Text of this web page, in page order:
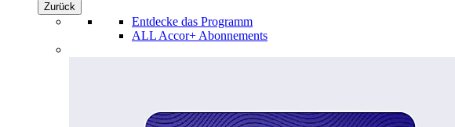
Zurück
Entdecke das Programm
ALL Accor+ Abonnements